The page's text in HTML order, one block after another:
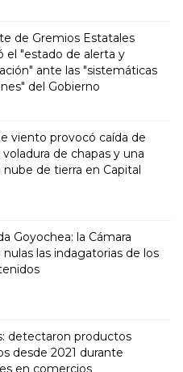
de Gremios Estatales
el "estado de alerta y
ante las "sistemáticas
del Gobierno
viento provocó caída de
de chapas y una
nube de tierra en Capital
Goyochea: la Cámara
nulas las indagatorias de los
detectaron productos
desde 2021 durante
en comercios